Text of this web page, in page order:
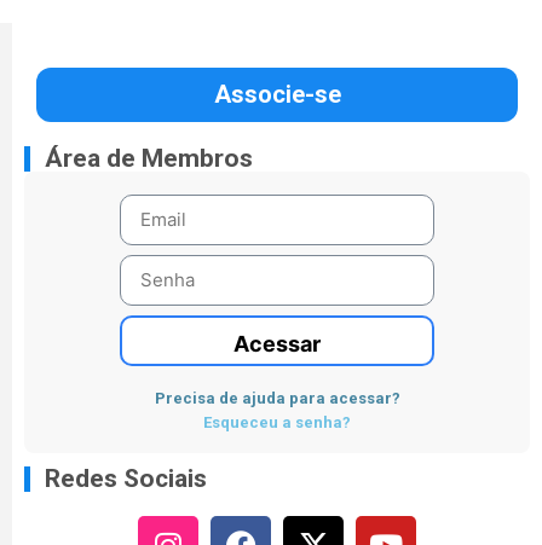
Associe-se
Área de Membros
Acessar
Precisa de ajuda para acessar?
Esqueceu a senha?
Redes Sociais